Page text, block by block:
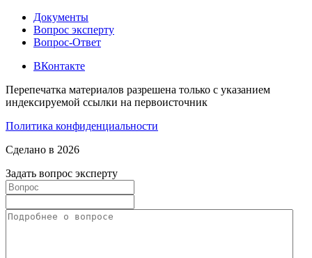
Документы
Вопрос эксперту
Вопрос-Ответ
ВКонтакте
Перепечатка материалов разрешена только с указанием
индексируемой ссылки на первоисточник
Политика конфиденциальности
Сделано в 2026
Задать вопрос эксперту